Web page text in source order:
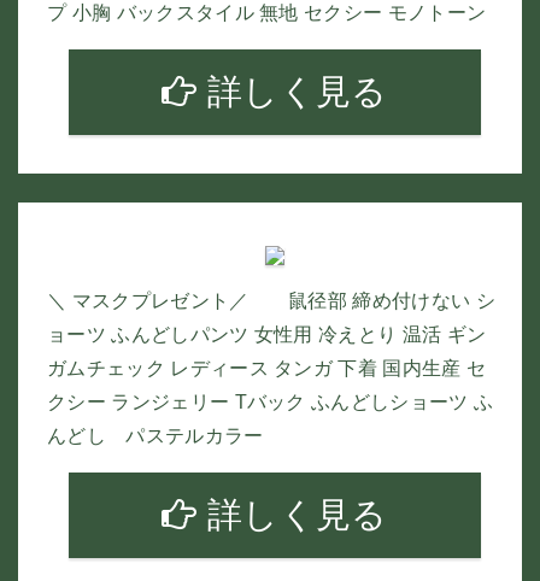
プ 小胸 バックスタイル 無地 セクシー モノトーン
詳しく見る
＼ マスクプレゼント／ 鼠径部 締め付けない シ
ョーツ ふんどしパンツ 女性用 冷えとり 温活 ギン
ガムチェック レディース タンガ 下着 国内生産 セ
クシー ランジェリー Tバック ふんどしショーツ ふ
んどし パステルカラー
詳しく見る